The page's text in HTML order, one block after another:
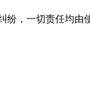
，一切责任均由